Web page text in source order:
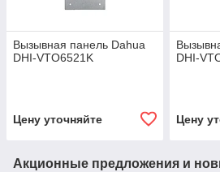
Вызывная панель Dahua
DHI-VTO6521K
Цену уточняйте
DHI-
Цену
Акционные предложения и